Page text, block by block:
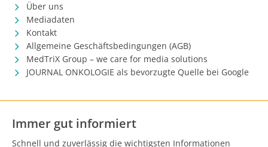
Über uns
Mediadaten
Kontakt
Allgemeine Geschäftsbedingungen (AGB)
MedTriX Group – we care for media solutions
JOURNAL ONKOLOGIE als bevorzugte Quelle bei Google
Immer gut informiert
Schnell und zuverlässig die wichtigsten Informationen